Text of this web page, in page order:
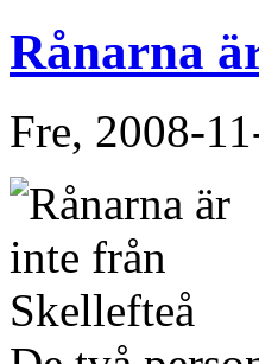
Rånarna
Fre, 2008-